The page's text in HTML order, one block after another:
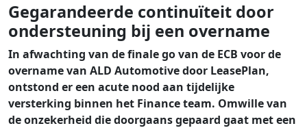
Gegarandeerde continuïteit door
ondersteuning bij een overname
In afwachting van de finale go van de ECB voor de
overname van ALD Automotive door LeasePlan,
ontstond er een acute nood aan tijdelijke
versterking binnen het Finance team. Omwille van
de onzekerheid die doorgaans gepaard gaat met een